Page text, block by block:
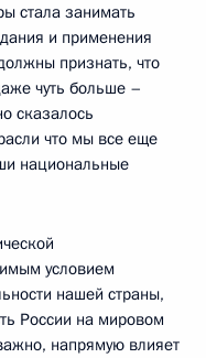
стала занимать
и применения
признать, что
чуть больше –
сказалось
что мы все еще
национальные
условием
нашей страны,
России на мировом
напрямую влияет